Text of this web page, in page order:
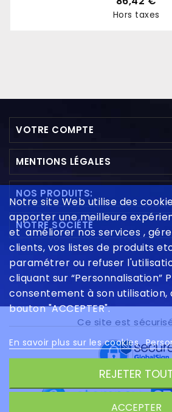
Hors taxes
Notre site Web utilise des
apporter une meilleure
et améliorer nos services ,
clients, vos listes de produits
paramétrer ou refuser
cliquant sur “Personnalisation”
consentement à son utilisation,
bouton "ACCEPTER".
En savoir plus sur les cookies
REJETER
ACCEPTER
VOTRE COMPTE
MENTIONS LÉGALES
NOS PRODUITS:
NOTRE SOCIÉTÉ
Ce site est